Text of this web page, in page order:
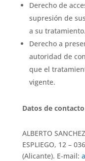
Derecho de
supresión de
a su tratamiento.
Derecho a
autoridad de
que el
vigente.
Datos de
ALBERTO
ESPLIEGO, 12 –
(Alicante). E-mail: